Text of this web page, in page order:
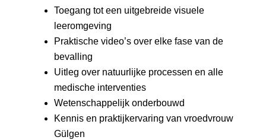
⁠Toegang tot een uitgebreide visuele
leeromgeving
Praktische video’s over elke fase van de
bevalling
⁠Uitleg over natuurlijke processen en alle
medische interventies
⁠Wetenschappelijk onderbouwd
⁠Kennis en praktijkervaring van vroedvrouw
Gülgen